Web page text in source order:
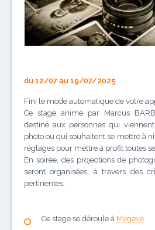
du 12/07 au 19/07/2025
Fini le mode automatique de votre
Ce stage animé par Marcus
destiné aux personnes qui
photo ou qui souhaitent se mettre à
réglages pour mettre à profit toutes
En soirée, des projections de
seront organisées, à travers des
pertinentes.
Ce stage se déroule à Megève